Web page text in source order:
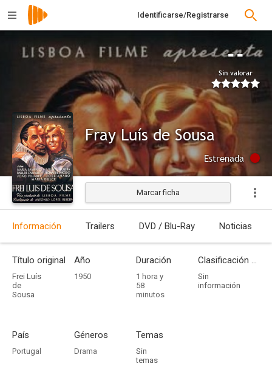
Identificarse/Registrarse
--
Sin valorar
Fray Luís de Sousa
Estrenada
Marcar ficha
Información Trailers DVD / Blu-Ray Noticias
Título original
Frei Luís
de
Sousa
Año
1950
Duración
1 hora y
58
minutos
Clasificación por edades
Sin
información
País
Portugal
Géneros
Drama
Temas
Sin
temas